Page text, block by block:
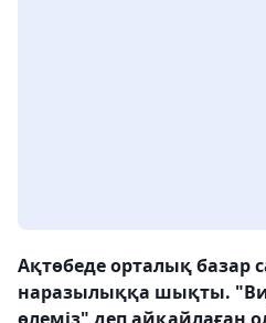
Ақтөбеде орталық базар
наразылыққа шықты.